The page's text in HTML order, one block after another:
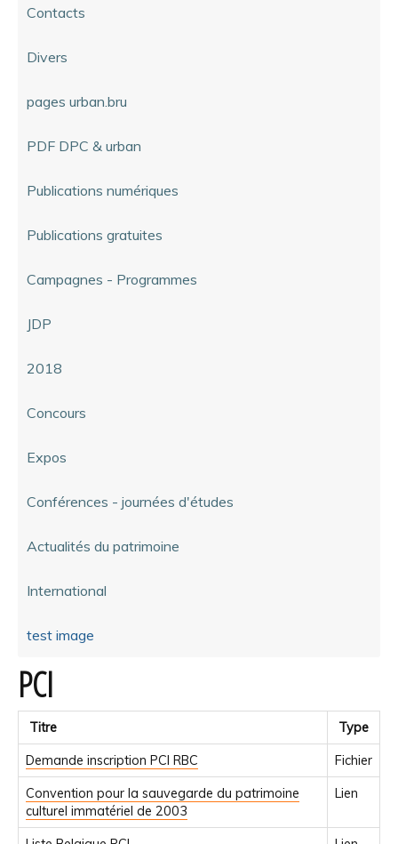
Contacts
Divers
pages urban.bru
PDF DPC & urban
Publications numériques
Publications gratuites
Campagnes - Programmes
JDP
2018
Concours
Expos
Conférences - journées d'études
Actualités du patrimoine
International
test image
PCI
Titre Type
Demande inscription PCI RBC Fichier
Convention pour la sauvegarde du patrimoine
culturel immatériel de 2003
Lien